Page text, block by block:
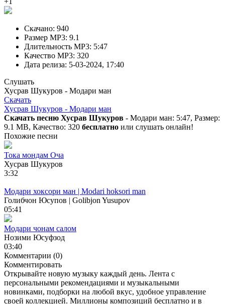
Скачано: 940
Размер MP3: 9.1
Длительность MP3: 5:47
Качество MP3: 320
Дата релиза: 5-03-2024, 17:40
Слушать
Хусрав Шукуров - Модари ман
Скачать
Хусрав Шукуров - Модари ман
Скачать песню Хусрав Шукуров - Модари ман: 5:47, Размер:
9.1 MB, Качество: 320 бесплатно или слушать онлайн!
Похожие песни
Тока мондам Оча
Хусрав Шукуров
3:32
Модари хоксори ман | Modari hoksori man
Голибчон Юсупов | Golibjon Yusupov
05:41
Модари чонам салом
Нозими Юсуфзод
03:40
Комментарии (0)
Комментировать
Открывайте новую музыку каждый день. Лента с
персональными рекомендациями и музыкальными
новинками, подборки на любой вкус, удобное управление
своей коллекцией. Миллионы композиций бесплатно и в